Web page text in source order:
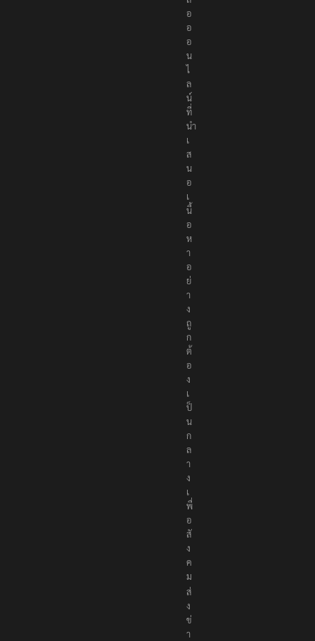
อ
อ
อ
น
ไ
ล
น์
ที่
นำ
เ
ส
น
อ
เ
นื้
อ
ห
า
อ
ย่
า
ง
ถู
ก
ต้
อ
ง
เ
ป็
น
ก
ล
า
ง
เ
พื่
อ
สั
ง
ค
ม
ส่
ง
ข่
า